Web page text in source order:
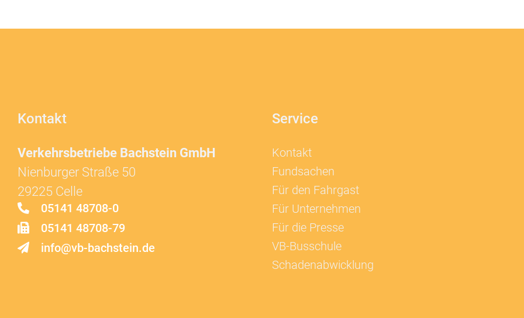
Kontakt
Verkehrsbetriebe Bachstein GmbH
Nienburger Straße 50
29225 Celle
05141 48708-0
05141 48708-79
info@vb-bachstein.de
Service
Kontakt
Fundsachen
Für den Fahrgast
Für Unternehmen
Für die Presse
VB-Busschule
Schadenabwicklung